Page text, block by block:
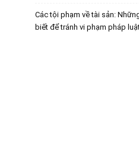
Các tội phạm về tài sản:
biết để tránh vi phạm pháp